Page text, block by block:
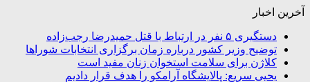
آخرین اخبار
دستگیری ۵ نفر در ارتباط با قتل حمیدرضا رجب‌زاده
توضیح وزیر کشور درباره زمان برگزاری انتخابات شوراها
کلاژن برای سلامت استخوان زنان مفید است
یحیی سریع: پالایشگاه آرامکو را هدف قرار دادیم